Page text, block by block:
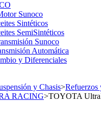
Sunoco
Sintéticos
SemiSintéticos
Sunoco
Automática
y Diferenciales
y Chasis>Refuerzos
RACING>TOYOTA